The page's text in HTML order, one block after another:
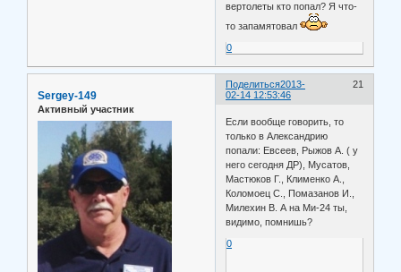
вертолеты кто попал? Я что-
то запамятовал
0
Поделиться 21
2013-
02-14 12:53:46
Sergey-149
Активный участник
Если вообще говорить, то
только в Александрию
попали: Евсеев, Рыжов А. ( у
него сегодня ДР), Мусатов,
Мастюков Г., Клименко А.,
Коломоец С., Помазанов И.,
Милехин В. А на Ми-24 ты,
видимо, помнишь?
0